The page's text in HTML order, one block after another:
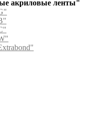
акриловые ленты"